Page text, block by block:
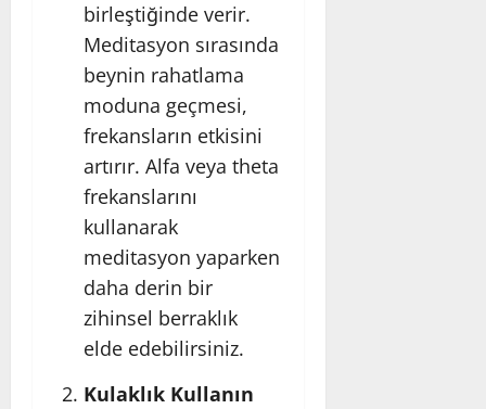
birleştiğinde verir.
Meditasyon sırasında
beynin rahatlama
moduna geçmesi,
frekansların etkisini
artırır. Alfa veya theta
frekanslarını
kullanarak
meditasyon yaparken
daha derin bir
zihinsel berraklık
elde edebilirsiniz.
Kulaklık Kullanın